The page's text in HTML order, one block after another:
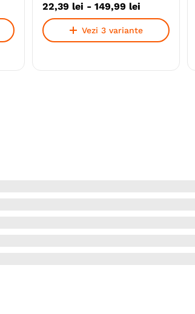
22,39 lei - 149,99 lei
Vezi 3 variante